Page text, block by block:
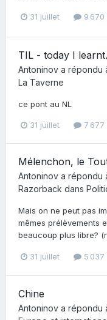
31 juillet 9
TIL - today I
Antoninov a répondu
La Taverne
ce pont au NL
31 juillet 7
Mélenchon, le
Antoninov a répondu
Razorback dans
Mais on ne peut pas
mêmes prélèvements
beaucoup plus libre?
31 juillet 5
Chine
Antoninov a répondu